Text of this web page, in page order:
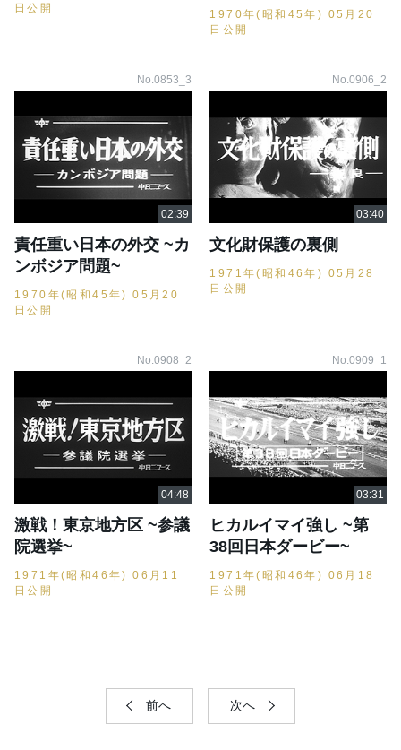
日公開
1970年(昭和45年) 05月20
日公開
No.0853_3
責任重い日本の外交 ~カ
ンボジア問題~
1970年(昭和45年) 05月20
日公開
No.0906_2
文化財保護の裏側
1971年(昭和46年) 05月28
日公開
No.0908_2
激戦！東京地方区 ~参議
院選挙~
1971年(昭和46年) 06月11
日公開
No.0909_1
ヒカルイマイ強し ~第
38回日本ダービー~
1971年(昭和46年) 06月18
日公開
前へ 次へ